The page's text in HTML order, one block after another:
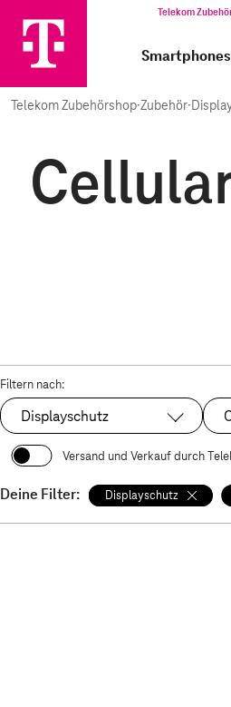
Telekom
Smartphones
Telekom Zubehörshop·Zubehör·
Filtern nach:
Ausgewählt:
Displayschutz
Versand und Verkauf durch
Deine Filter: Displayschutz